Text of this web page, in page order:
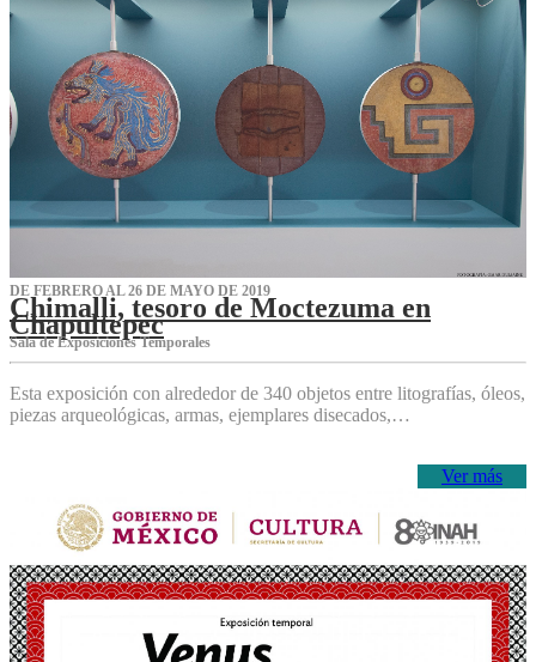
DE FEBRERO AL 26 DE MAYO DE 2019
Chimalli, tesoro de Moctezuma en
Chapultepec
Sala de Exposiciones Temporales
Esta exposición con alrededor de 340 objetos entre litografías, óleos,
piezas arqueológicas, armas, ejemplares disecados,…
Ver más